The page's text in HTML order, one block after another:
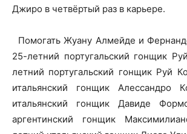
Джиро в четвёртый раз в карьере.
Помогать Жуану Алмейде и
25-летний португальский гонщик
летний португальский гонщик Руй
итальянский гонщик Алессандро
итальянский гонщик Давиде
аргентинский гонщик